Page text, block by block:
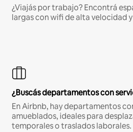
¿Viajás por trabajo? Encontrá
largas con wifi de alta velocidad
¿Buscás departamentos con
En Airbnb, hay departamentos
amueblados, ideales para
temporales o traslados laborales.